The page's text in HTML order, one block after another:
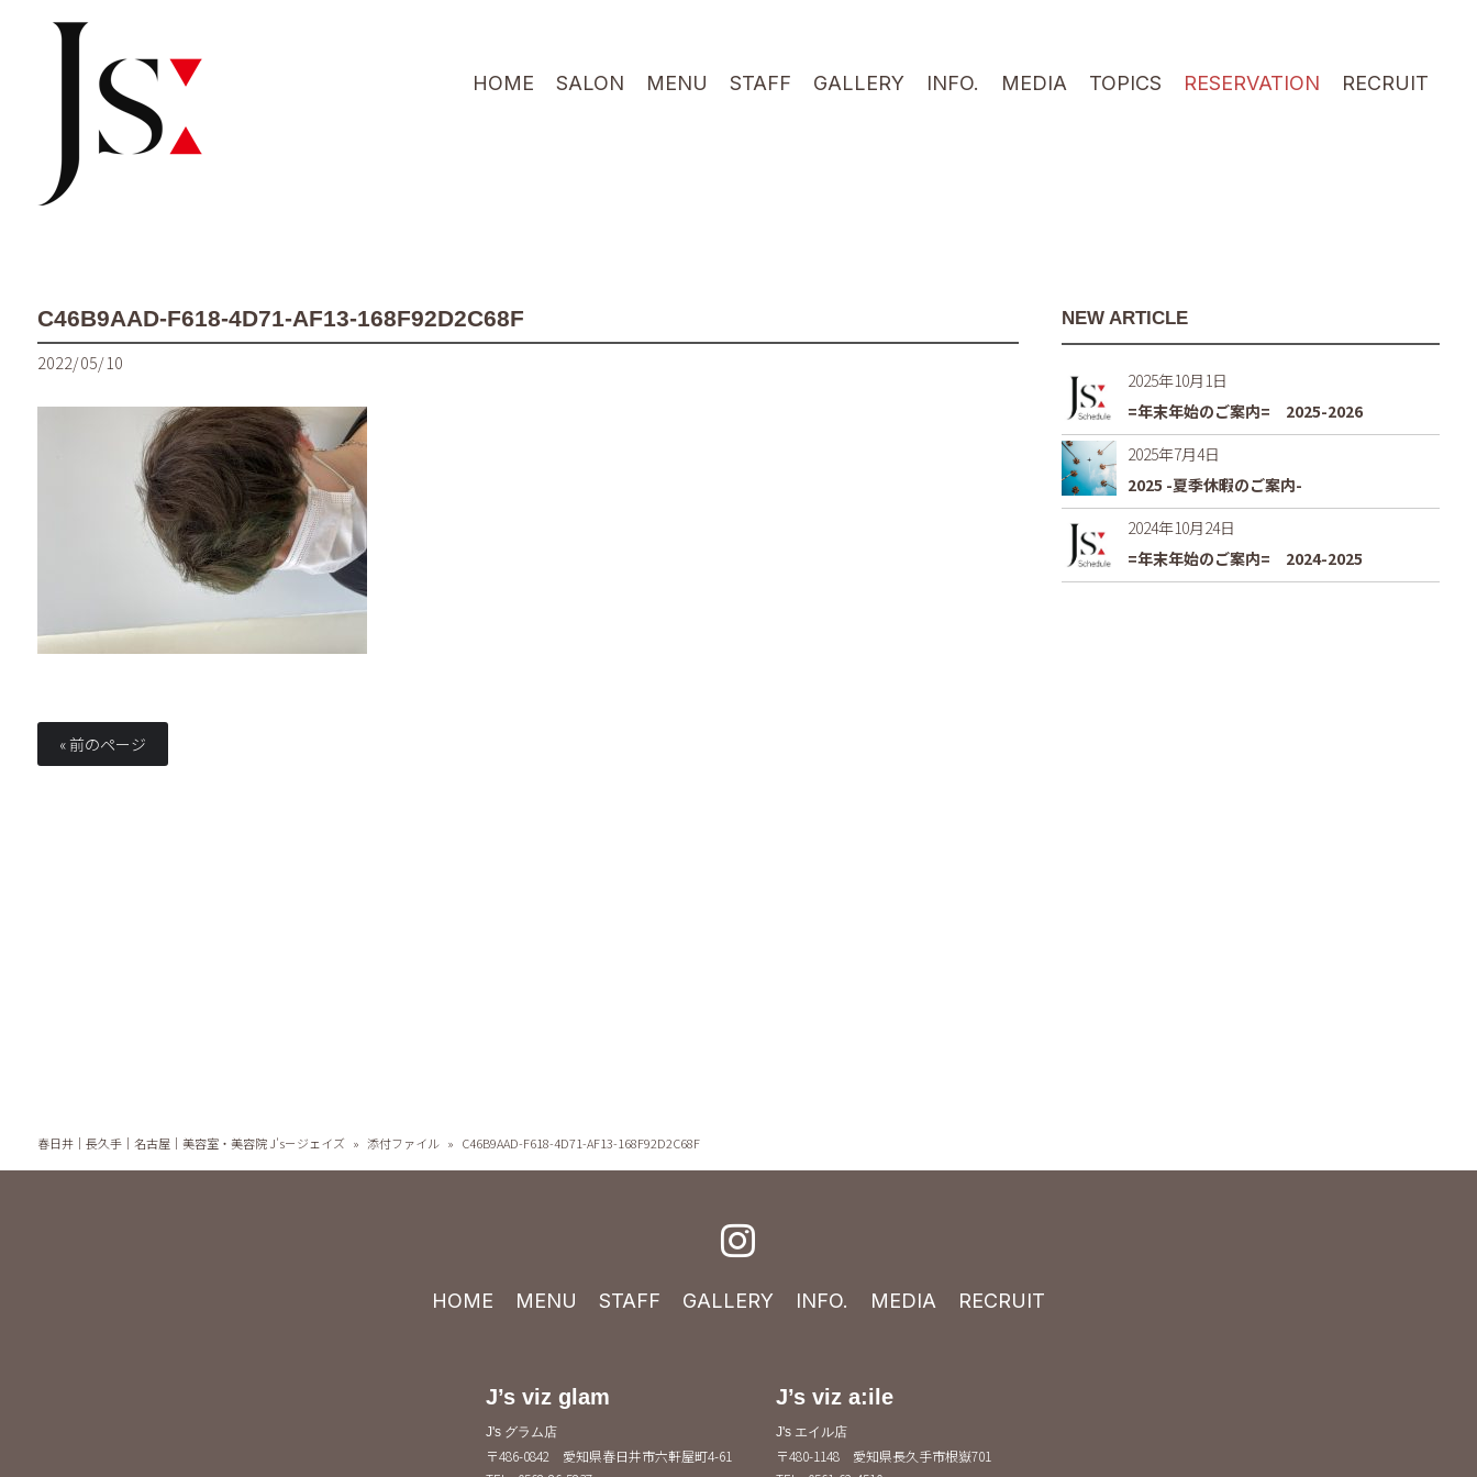
HOME SALON MENU STAFF GALLERY INFO. MEDIA TOPICS RESERVATION RECRUIT
C46B9AAD-F618-4D71-AF13-168F92D2C68F
2022/05/10
« 前のページ
NEW ARTICLE
2025年10月1日
=年末年始のご案内= 2025-2026
2025年7月4日
2025 -夏季休暇のご案内-
2024年10月24日
=年末年始のご案内= 2024-2025
春日井｜長久手｜名古屋｜美容室・美容院 J's－ジェイズ » 添付ファイル » C46B9AAD-F618-4D71-AF13-168F92D2C68F
HOME MENU STAFF GALLERY INFO. MEDIA RECRUIT
J’s viz glam
J's グラム店
〒486-0842 愛知県春日井市六軒屋町4-61
J’s viz a:ile
J's エイル店
〒480-1148 愛知県長久手市根嶽701